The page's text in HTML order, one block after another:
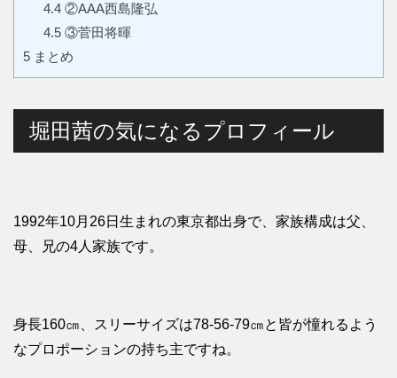
4.4②AAA西島隆弘
4.5③菅田将暉
5 まとめ
堀田茜の気になるプロフィール
1992年10月26日生まれの東京都出身で、家族構成は父、
母、兄の4人家族です。
身長160㎝、スリーサイズは78-56-79㎝と皆が憧れるよう
なプロポーションの持ち主ですね。